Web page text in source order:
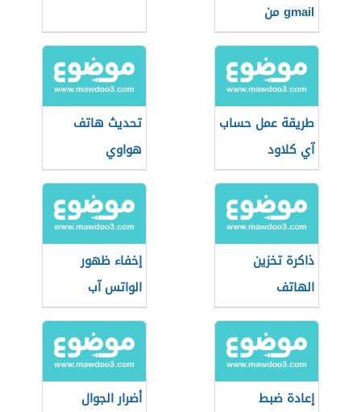
gmail من
الأندرويد
طريقة عمل حساب
آي كلاود
تحديث هاتف
هواوي
ذاكرة تخزين
الهاتف
إخفاء ظهور
الواتس آب
إعادة ضبط
أضرار الجوال